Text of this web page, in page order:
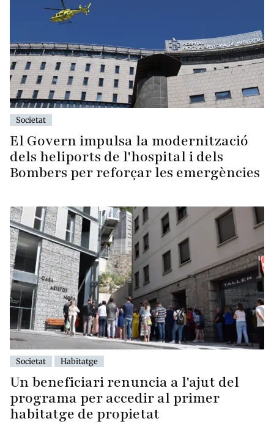
Societat
El Govern impulsa la modernització
dels heliports de l'hospital i dels
Bombers per reforçar les emergències
Societat Habitatge
Un beneficiari renuncia a l'ajut del
programa per accedir al primer
habitatge de propietat